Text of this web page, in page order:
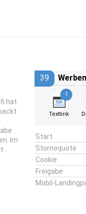
hat
Im
39
1
Textlink
Start
Stornoquote
Cookie
Freigabe
Mobil-